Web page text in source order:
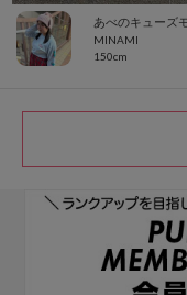
MINAMI
150cm